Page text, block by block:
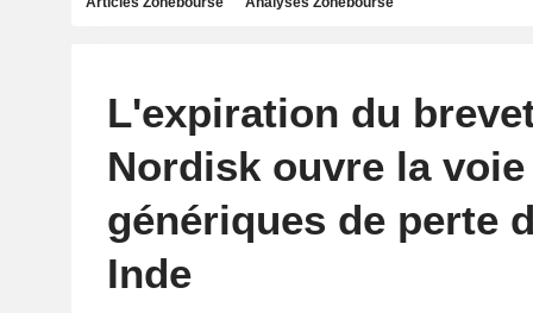
L'expiration du
Nordisk ouvre la voie
génériques de perte
Inde